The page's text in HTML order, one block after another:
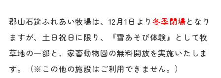
郡山石筵ふれあい牧場は、12月1日より冬季閉場となり
ますが、土日祝日に限り、『雪あそび体験』として牧
草地の一部と、家畜動物園の無料開放を実施いたしま
す。（※この他の施設はご利用できません。）